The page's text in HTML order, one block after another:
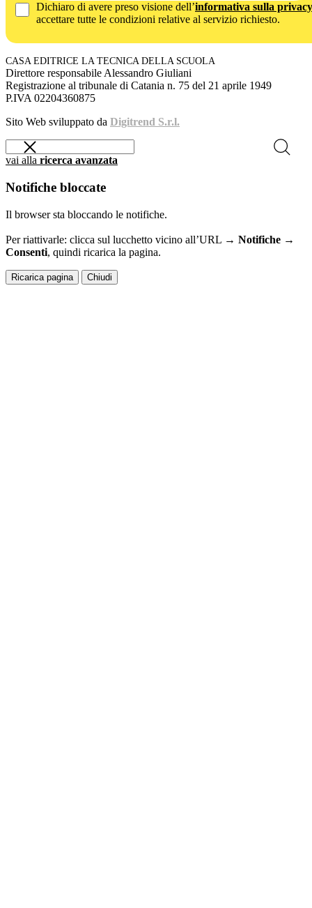
Dichiaro di avere preso visione dell’informativa sulla privacy
accettare tutte le condizioni relative al servizio richiesto.
CASA EDITRICE LA TECNICA DELLA SCUOLA
Direttore responsabile Alessandro Giuliani
Registrazione al tribunale di Catania n. 75 del 21 aprile 1949
P.IVA 02204360875
Sito Web sviluppato da Digitrend S.r.l.
vai alla ricerca avanzata
Notifiche bloccate
Il browser sta bloccando le notifiche.
Per riattivarle: clicca sul lucchetto vicino all’URL → Notifiche →
Consenti, quindi ricarica la pagina.
Ricarica pagina Chiudi